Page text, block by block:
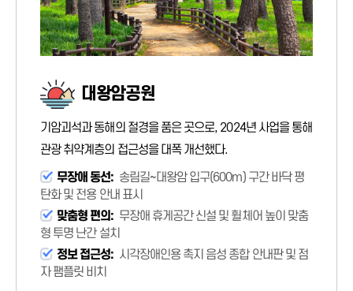
대왕암공원
기암괴석과 동해의 절경을 품은 곳으로, 2024년 사업을 통해
관광 취약계층의 접근성을 대폭 개선했다.
무장애 동선: 송림길~대왕암 입구(600m) 구간 바닥 평
탄화 및 전용 안내 표시
맞춤형 편의: 무장애 휴게공간 신설 및 휠체어 높이 맞춤
형 투명 난간 설치
정보 접근성: 시각장애인용 촉지 음성 종합 안내판 및 점
자 팸플릿 비치